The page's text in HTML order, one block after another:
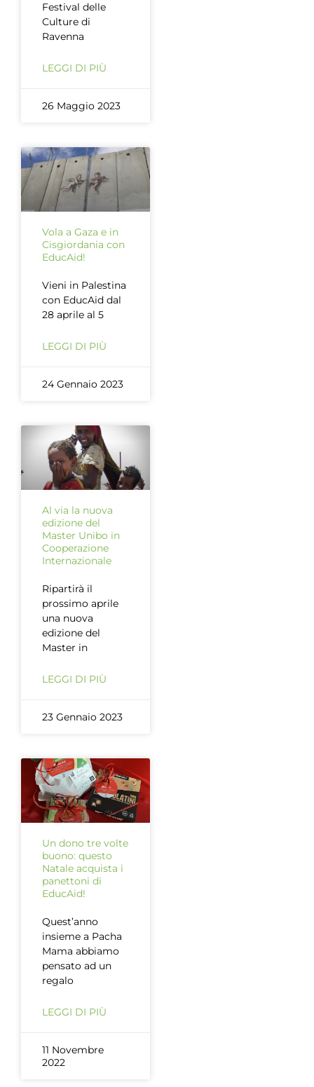
Festival delle
Culture di
Ravenna
LEGGI DI PIÙ
26 Maggio 2023
Vola a Gaza e in
Cisgiordania con
EducAid!
Vieni in Palestina
con EducAid dal
28 aprile al 5
LEGGI DI PIÙ
24 Gennaio 2023
Al via la nuova
edizione del
Master Unibo in
Cooperazione
Internazionale
Ripartirà il
prossimo aprile
una nuova
edizione del
Master in
LEGGI DI PIÙ
23 Gennaio 2023
Un dono tre volte
buono: questo
Natale acquista i
panettoni di
EducAid!
Quest’anno
insieme a Pacha
Mama abbiamo
pensato ad un
regalo
LEGGI DI PIÙ
11 Novembre
2022